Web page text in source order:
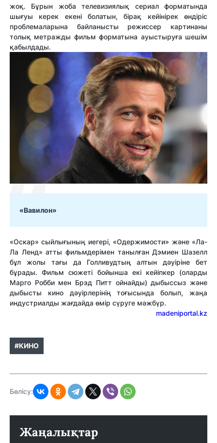
жоқ. Бұрын жоба телевизиялық сериал форматында
шығуы керек екені болатын, бірақ кейінірек өндіріс
проблемаларына байланысты режиссер картинаны
толық метражды фильм форматына ауыстыруға шешім
қабылдады.
«Вавилон»
«Оскар» сыйлығының иегері, «Одержимости» және «Ла-
Ла Ленд» атты фильмдерімен танылған Дэмиен Шазелл
бұл жолы тағы да Голливудтың алтын дәуіріне бет
бұрады. Фильм сюжеті бойынша екі кейіпкер (оларды
Марго Робби мен Брэд Питт ойнайды) дыбыссыз және
дыбысты кино дәуірлерінің тоғысында болып, жаңа
индустриалды жағдайда өмір сүруге мәжбүр.
madeniportal.kz
#КИНО
Бөлісу:
Жаңалықтар